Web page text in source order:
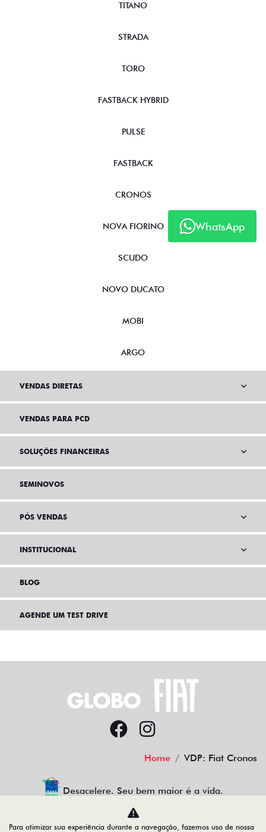
WhatsApp
TITANO
STRADA
TORO
FASTBACK HYBRID
PULSE
FASTBACK
CRONOS
NOVA FIORINO
SCUDO
NOVO DUCATO
MOBI
ARGO
VENDAS DIRETAS
VENDAS PARA PCD
SOLUÇÕES FINANCEIRAS
SEMINOVOS
PÓS VENDAS
INSTITUCIONAL
BLOG
AGENDE UM TEST DRIVE
Home VDP: Fiat Cronos
Desacelere. Seu bem maior é a vida.
Para otimizar sua experiência durante a navegação, fazemos uso de nossa